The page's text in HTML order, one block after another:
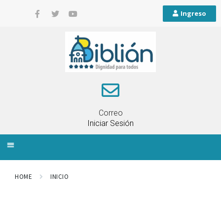
Ingreso
Correo
Iniciar Sesión
HOME INICIO